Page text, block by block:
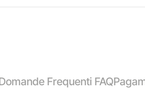
Frequenti FAQ